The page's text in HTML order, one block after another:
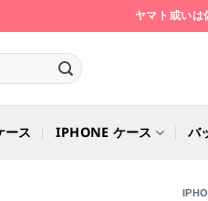
ヤマト或い
ース IPHONE ケース バ